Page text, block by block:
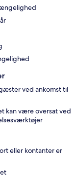
ved ankomst til
kan være oversat ved
eller kontanter er